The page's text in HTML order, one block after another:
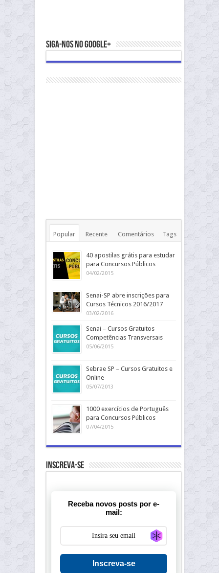
Siga-nos no Google+
Popular Recente Comentários Tags
40 apostilas grátis para estudar
para Concursos Públicos
04/02/2015
Senai-SP abre inscrições para
Cursos Técnicos 2016/2017
03/02/2016
Senai – Cursos Gratuitos
Competências Transversais
05/06/2015
Sebrae SP – Cursos Gratuitos e
Online
05/07/2013
1000 exercícios de Português
para Concursos Públicos
07/04/2015
Inscreva-se
Receba novos posts por e-
mail:
Generate new
Inscreva-se